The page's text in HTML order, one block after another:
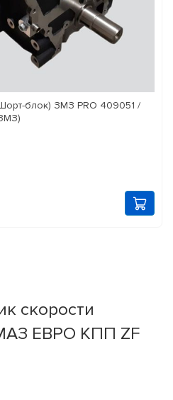
блок) ЗМЗ PRO 409051 /
скорости
ЕВРО КПП ZF